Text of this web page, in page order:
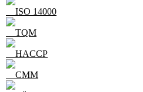
ISO 14000
TQM
HACCP
CMM